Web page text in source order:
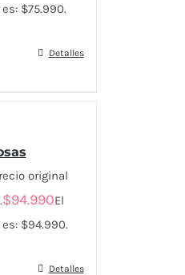
$75.990.
Detalles
original
$94.990El
$94.990.
Detalles